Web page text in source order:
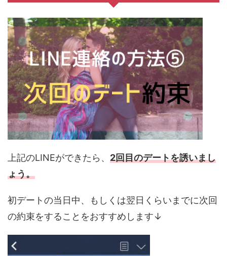
上記のLINEができたら、 2回目のデートを誘いまし
ょう。
初デートの当日中、もしくは翌日くらいまでに次回
の約束をすることをおすすめします↓